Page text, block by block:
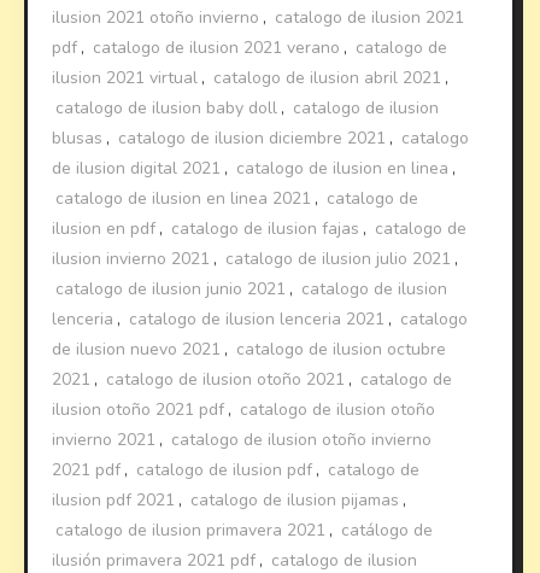
ilusion 2021 otoño invierno , catalogo de ilusion 2021
pdf , catalogo de ilusion 2021 verano , catalogo de
ilusion 2021 virtual , catalogo de ilusion abril 2021 ,
catalogo de ilusion baby doll , catalogo de ilusion
blusas , catalogo de ilusion diciembre 2021 , catalogo
de ilusion digital 2021 , catalogo de ilusion en linea ,
catalogo de ilusion en linea 2021 , catalogo de
ilusion en pdf , catalogo de ilusion fajas , catalogo de
ilusion invierno 2021 , catalogo de ilusion julio 2021 ,
catalogo de ilusion junio 2021 , catalogo de ilusion
lenceria , catalogo de ilusion lenceria 2021 , catalogo
de ilusion nuevo 2021 , catalogo de ilusion octubre
2021 , catalogo de ilusion otoño 2021 , catalogo de
ilusion otoño 2021 pdf , catalogo de ilusion otoño
invierno 2021 , catalogo de ilusion otoño invierno
2021 pdf , catalogo de ilusion pdf , catalogo de
ilusion pdf 2021 , catalogo de ilusion pijamas ,
catalogo de ilusion primavera 2021 , catálogo de
ilusión primavera 2021 pdf , catalogo de ilusion